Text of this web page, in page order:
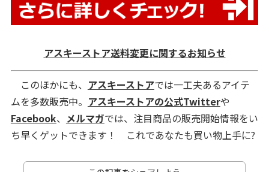
アスキーストア送料変更に関するお知らせ
このほかにも、 アスキーストアでは一工夫あるアイテ
ムを多数販売中。 アスキーストアの公式Twitterや
Facebook、 メルマガでは、注目商品の販売開始情報をい
ち早くゲットできます！ これであなたも買い物上手に?